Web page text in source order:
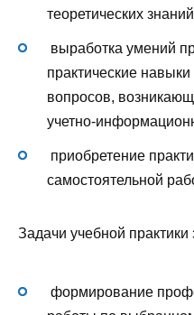
теоретических
выработка умений
практические
вопросов,
учетно-
приобретение
самостоятельной
Задачи учебной
формирование